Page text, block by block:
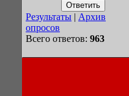
Результаты | Архив
опросов
Всего ответов: 963